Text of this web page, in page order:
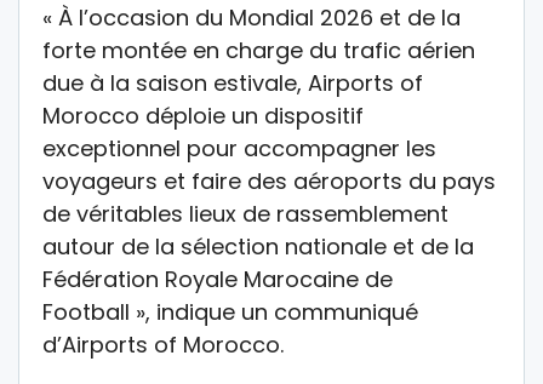
« À l’occasion du Mondial 2026 et de la
forte montée en charge du trafic aérien
due à la saison estivale, Airports of
Morocco déploie un dispositif
exceptionnel pour accompagner les
voyageurs et faire des aéroports du pays
de véritables lieux de rassemblement
autour de la sélection nationale et de la
Fédération Royale Marocaine de
Football », indique un communiqué
d’Airports of Morocco.